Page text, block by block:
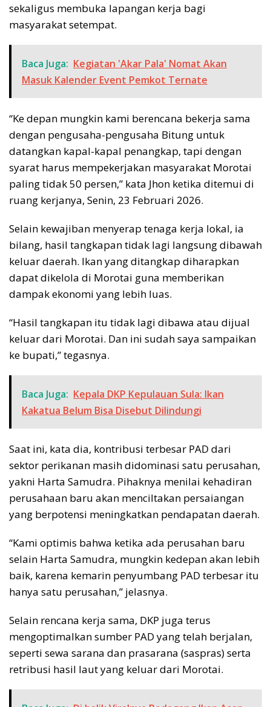
sekaligus membuka lapangan kerja bagi
masyarakat setempat.
Baca Juga: Kegiatan 'Akar Pala' Nomat Akan
Masuk Kalender Event Pemkot Ternate
“Ke depan mungkin kami berencana bekerja sama
dengan pengusaha-pengusaha Bitung untuk
datangkan kapal-kapal penangkap, tapi dengan
syarat harus mempekerjakan masyarakat Morotai
paling tidak 50 persen,” kata Jhon ketika ditemui di
ruang kerjanya, Senin, 23 Februari 2026.
Selain kewajiban menyerap tenaga kerja lokal, ia
bilang, hasil tangkapan tidak lagi langsung dibawah
keluar daerah. Ikan yang ditangkap diharapkan
dapat dikelola di Morotai guna memberikan
dampak ekonomi yang lebih luas.
“Hasil tangkapan itu tidak lagi dibawa atau dijual
keluar dari Morotai. Dan ini sudah saya sampaikan
ke bupati,” tegasnya.
Baca Juga: Kepala DKP Kepulauan Sula: Ikan
Kakatua Belum Bisa Disebut Dilindungi
Saat ini, kata dia, kontribusi terbesar PAD dari
sektor perikanan masih didominasi satu perusahan,
yakni Harta Samudra. Pihaknya menilai kehadiran
perusahaan baru akan menciltakan persaiangan
yang berpotensi meningkatkan pendapatan daerah.
“Kami optimis bahwa ketika ada perusahan baru
selain Harta Samudra, mungkin kedepan akan lebih
baik, karena kemarin penyumbang PAD terbesar itu
hanya satu perusahan,” jelasnya.
Selain rencana kerja sama, DKP juga terus
mengoptimalkan sumber PAD yang telah berjalan,
seperti sewa sarana dan prasarana (saspras) serta
retribusi hasil laut yang keluar dari Morotai.